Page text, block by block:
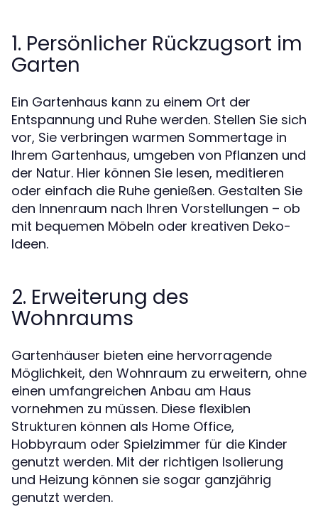
1. Persönlicher Rückzugsort im
Garten
Ein Gartenhaus kann zu einem Ort der
Entspannung und Ruhe werden. Stellen Sie sich
vor, Sie verbringen warmen Sommertage in
Ihrem Gartenhaus, umgeben von Pflanzen und
der Natur. Hier können Sie lesen, meditieren
oder einfach die Ruhe genießen. Gestalten Sie
den Innenraum nach Ihren Vorstellungen – ob
mit bequemen Möbeln oder kreativen Deko-
Ideen.
2. Erweiterung des
Wohnraums
Gartenhäuser bieten eine hervorragende
Möglichkeit, den Wohnraum zu erweitern, ohne
einen umfangreichen Anbau am Haus
vornehmen zu müssen. Diese flexiblen
Strukturen können als Home Office,
Hobbyraum oder Spielzimmer für die Kinder
genutzt werden. Mit der richtigen Isolierung
und Heizung können sie sogar ganzjährig
genutzt werden.